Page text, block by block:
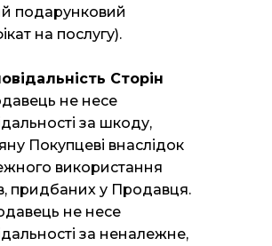
подарунковий
на послугу).
Сторін
не несе
за шкоду,
Покупцеві внаслідок
використання
придбаних у Продавця.
не несе
за неналежне,